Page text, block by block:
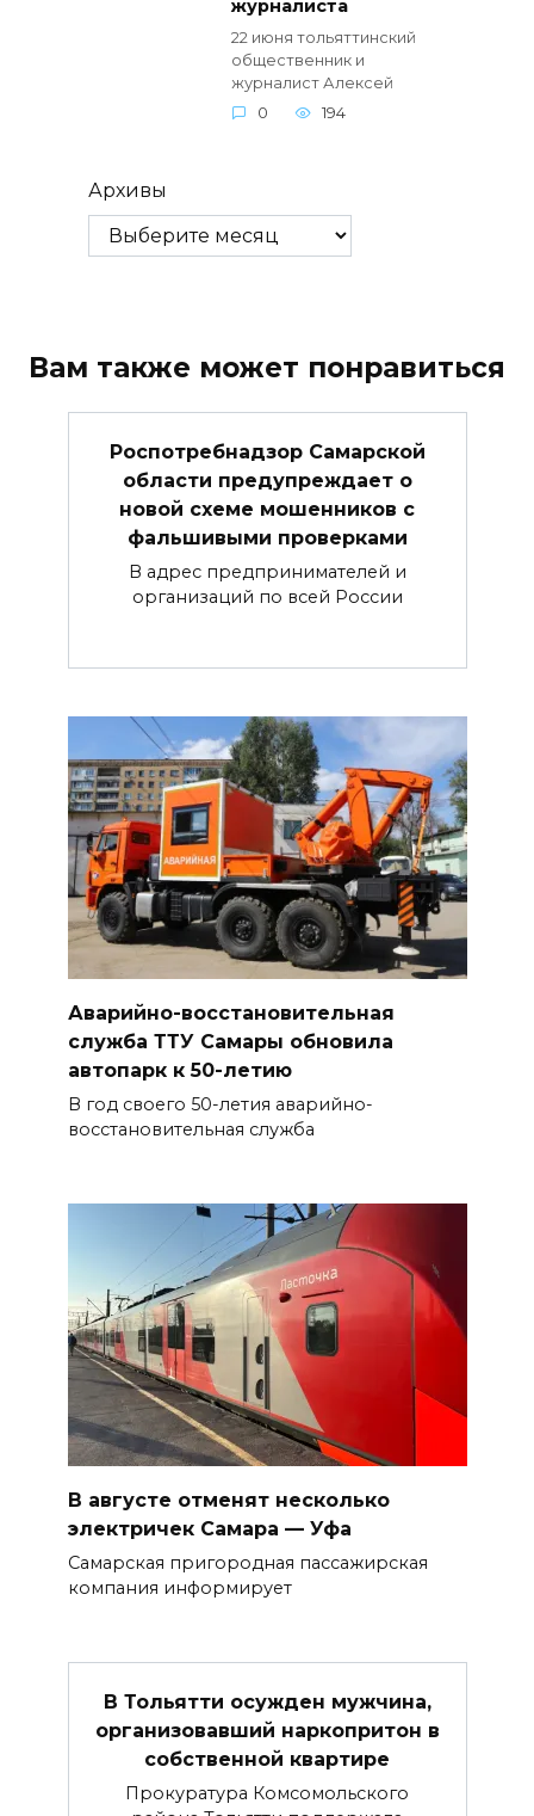
журналиста
22 июня тольяттинский
общественник и
журналист Алексей
0
194
Архивы
Вам также может понравиться
Роспотребнадзор Самарской
области предупреждает о
новой схеме мошенников с
фальшивыми проверками
В адрес предпринимателей и
организаций по всей России
Аварийно-восстановительная
служба ТТУ Самары обновила
автопарк к 50-летию
В год своего 50-летия аварийно-
восстановительная служба
В августе отменят несколько
электричек Самара — Уфа
Самарская пригородная пассажирская
компания информирует
В Тольятти осужден мужчина,
организовавший наркопритон в
собственной квартире
Прокуратура Комсомольского